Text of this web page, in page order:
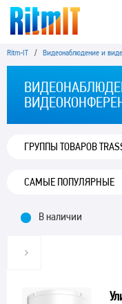
Ritm-IT / Видеонаблюдение и
ГРУППЫ ТОВАРОВ
В наличии